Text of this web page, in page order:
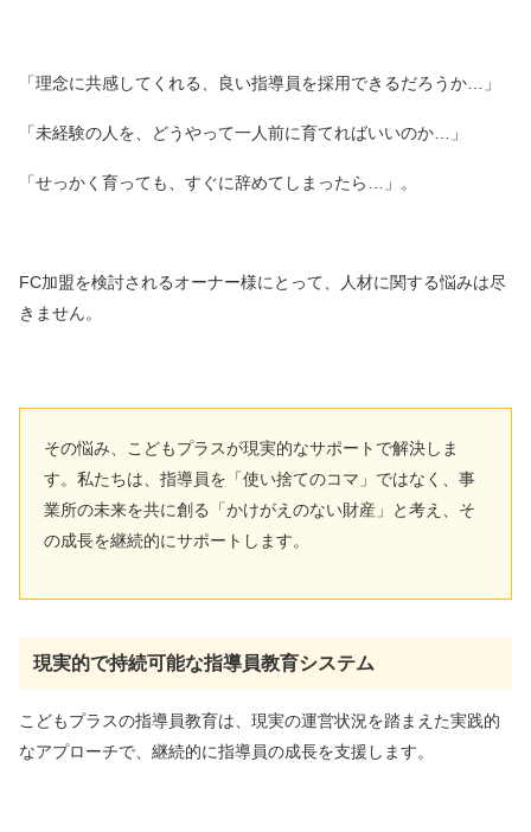
「理念に共感してくれる、良い指導員を採用できるだろうか…」
「未経験の人を、どうやって一人前に育てればいいのか…」
「せっかく育っても、すぐに辞めてしまったら…」。
FC加盟を検討されるオーナー様にとって、人材に関する悩みは尽
きません。
その悩み、こどもプラスが現実的なサポートで解決しま
す。私たちは、指導員を「使い捨てのコマ」ではなく、事
業所の未来を共に創る「かけがえのない財産」と考え、そ
の成長を継続的にサポートします。
現実的で持続可能な指導員教育システム
こどもプラスの指導員教育は、現実の運営状況を踏まえた実践的
なアプローチで、継続的に指導員の成長を支援します。